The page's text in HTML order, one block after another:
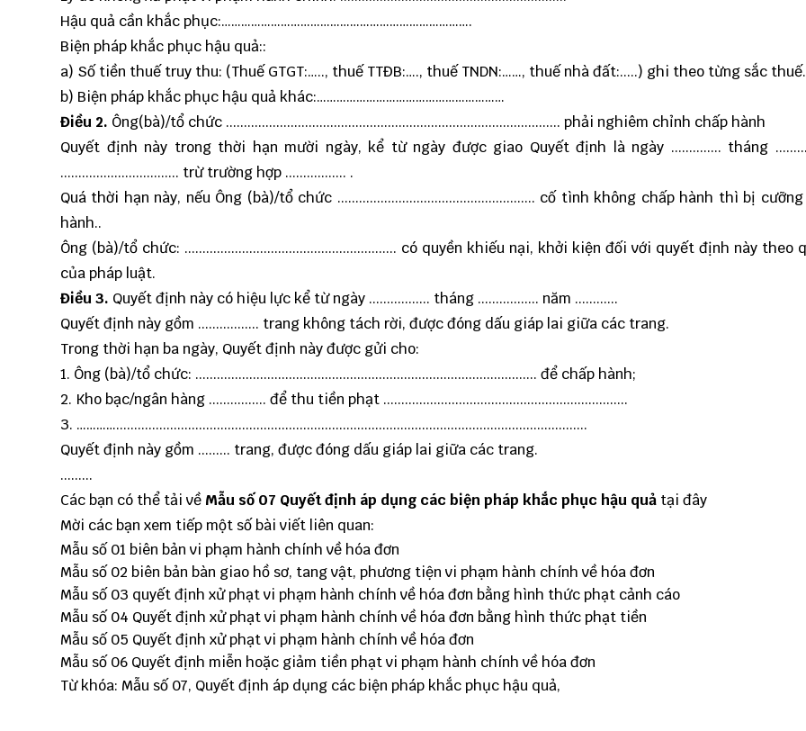
Hậu quả cần khắc phục:………………………………………………………………….
Biện pháp khắc phục hậu quả::
a) Số tiền thuế truy thu: (Thuế GTGT:….., thuế TTĐB:…., thuế TNDN:……, thuế nhà đất:.....) ghi theo từng sắc thuế.
b) Biện pháp khắc phục hậu quả khác:…………………………………………………
Điều 2. Ông(bà)/tổ chức ............................................................................................. phải nghiêm chỉnh chấp hành
Quyết định này trong thời hạn mười ngày, kể từ ngày được giao Quyết định là ngày .............. tháng
................................. trừ trường hợp ................. .
Quá thời hạn này, nếu Ông (bà)/tổ chức ....................................................... cố tình không chấp hành thì bị
hành..
Ông (bà)/tổ chức: ........................................................... có quyền khiếu nại, khởi kiện đối với quyết định này theo
của pháp luật.
Điều 3. Quyết định này có hiệu lực kể từ ngày ................. tháng ................. năm ............
Quyết định này gồm ................. trang không tách rời, được đóng dấu giáp lai giữa các trang.
Trong thời hạn ba ngày, Quyết định này được gửi cho:
1. Ông (bà)/tổ chức: ............................................................................................... để chấp hành;
2. Kho bạc/ngân hàng ................ để thu tiền phạt ....................................................................
3. …………...................................................................................................................................
Quyết định này gồm ......... trang, được đóng dấu giáp lai giữa các trang.
.........
Các bạn có thể tải về Mẫu số 07 Quyết định áp dụng các biện pháp khắc phục hậu quả tại đây
Mời các bạn xem tiếp một số bài viết liên quan:
Mẫu số 01 biên bản vi phạm hành chính về hóa đơn
Mẫu số 02 biên bản bàn giao hồ sơ, tang vật, phương tiện vi phạm hành chính về hóa đơn
Mẫu số 03 quyết định xử phạt vi phạm hành chính về hóa đơn bằng hình thức phạt cảnh cáo
Mẫu số 04 Quyết định xử phạt vi phạm hành chính về hóa đơn bằng hình thức phạt tiền
Mẫu số 05 Quyết định xử phạt vi phạm hành chính về hóa đơn
Mẫu số 06 Quyết định miễn hoặc giảm tiền phạt vi phạm hành chính về hóa đơn
Từ khóa: Mẫu số 07, Quyết định áp dụng các biện pháp khắc phục hậu quả,